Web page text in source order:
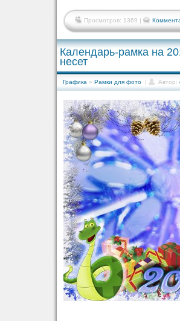
Просмотров: 1369 |
Календарь-рамка на
несет
Графика » Рамки для фото | Автор: